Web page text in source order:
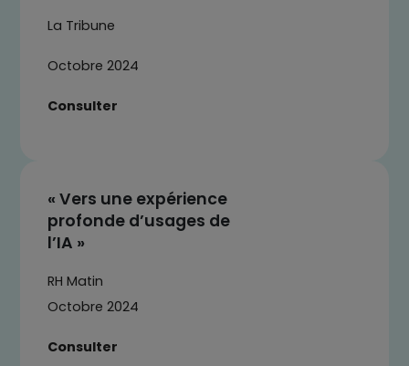
La Tribune
Octobre 2024
Consulter
« Vers une expérience
profonde d’usages de
l’IA »
RH Matin
Octobre 2024
Consulter